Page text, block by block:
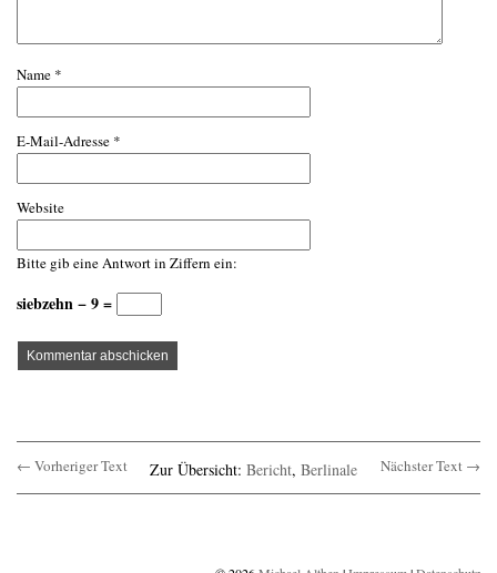
Name *
E-Mail-Adresse *
Website
Bitte gib eine Antwort in Ziffern ein:
siebzehn − 9 =
← Vorheriger Text Zur Übersicht: Bericht, Berlinale Nächster Text →